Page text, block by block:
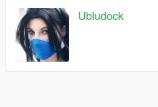
Ubludock